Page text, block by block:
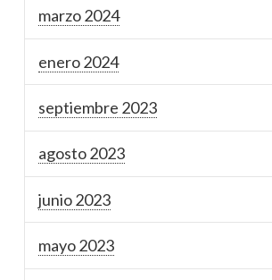
marzo 2024
enero 2024
septiembre 2023
agosto 2023
junio 2023
mayo 2023